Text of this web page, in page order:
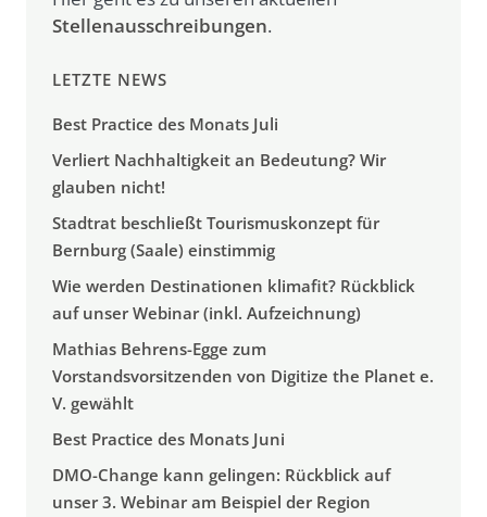
Stellenausschreibungen.
LETZTE NEWS
Best Practice des Monats Juli
Verliert Nachhaltigkeit an Bedeutung? Wir
glauben nicht!
Stadtrat beschließt Tourismuskonzept für
Bernburg (Saale) einstimmig
Wie werden Destinationen klimafit? Rückblick
auf unser Webinar (inkl. Aufzeichnung)
Mathias Behrens-Egge zum
Vorstandsvorsitzenden von Digitize the Planet e.
V. gewählt
Best Practice des Monats Juni
DMO-Change kann gelingen: Rückblick auf
unser 3. Webinar am Beispiel der Region